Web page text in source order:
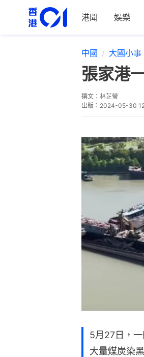
港聞 娛樂
中國 大國小事
張家港
撰文： 林芷瑩
出版： 2024-05-30
5月27日，
大量煤炭染